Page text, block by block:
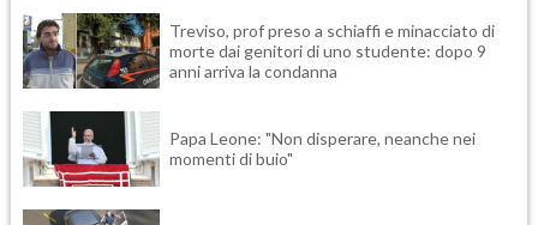
Treviso, prof preso a schiaffi e minacciato di
morte dai genitori di uno studente: dopo 9
anni arriva la condanna
Papa Leone: "Non disperare, neanche nei
momenti di buio"